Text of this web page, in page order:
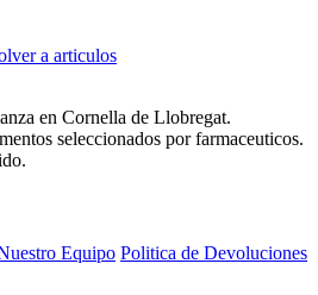
a articulos
en Cornella de Llobregat.
seleccionados por farmaceuticos.
Equipo Politica de Devoluciones